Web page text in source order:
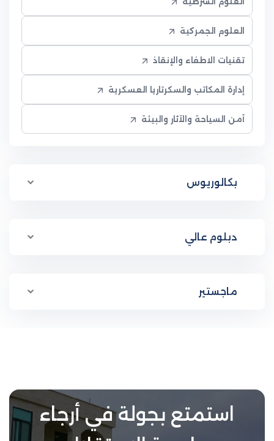
العلوم الجمركية
تقنيات الاطفاء والإنقاذ
إدارة المكاتب والسكرتاريا العسكرية
أمن السياحة والآثار والبيئة
بكالوريوس
دبلوم عالي
ماجستير
استمتع بجولة في أرجاء